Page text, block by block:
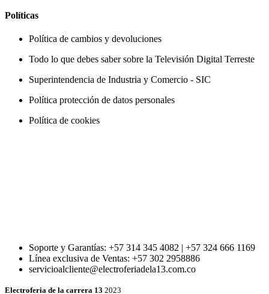
Políticas
Política de cambios y devoluciones
Todo lo que debes saber sobre la Televisión Digital Terreste
Superintendencia de Industria y Comercio - SIC
Política protección de datos personales
Política de cookies
Soporte y Garantías: +57 314 345 4082 | +57 324 666 1169
Línea exclusiva de Ventas: +57 302 2958886
servicioalcliente@electroferiadela13.com.co
Electroferia de la carrera 13 2023